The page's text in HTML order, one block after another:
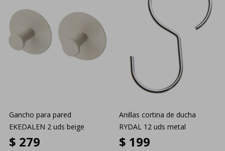
Gancho para pared
EKEDALEN 2 uds beige
$ 279
Anillas cortina de ducha
RYDAL 12 uds metal
$ 199